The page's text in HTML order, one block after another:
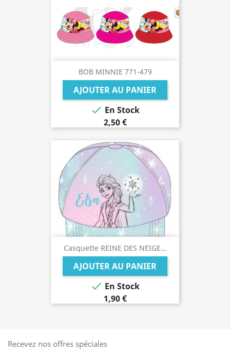
BOB MINNIE 771-479
AJOUTER AU PANIER
 En Stock
2,50 €
Casquette REINE DES NEIGE...
AJOUTER AU PANIER
 En Stock
1,90 €
Recevez nos offres spéciales